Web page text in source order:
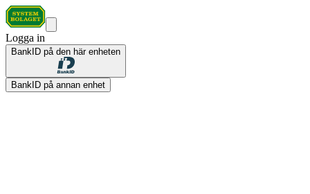
Logga in
BankID på den här enheten
BankID på annan enhet